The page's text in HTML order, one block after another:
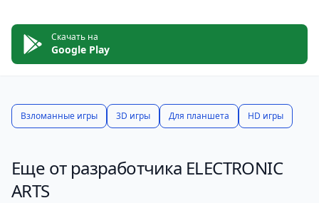
Скачать на
Google Play
Взломанные игры 3D игры Для планшета HD игры
Еще от разработчика ELECTRONIC
ARTS